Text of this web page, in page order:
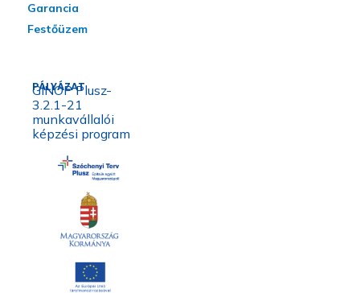
Garancia
Festőüzem
PÁLYÁZAT
GINOP Plusz-
3.2.1-21
munkavállalói
képzési program